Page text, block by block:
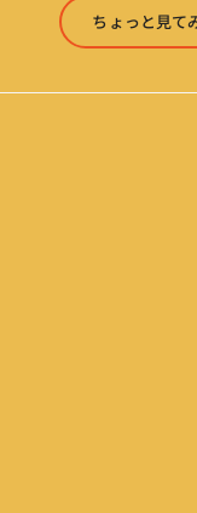
ットーに鼻くそほじり
す。 山森 淳（Jun
ちょっと見て